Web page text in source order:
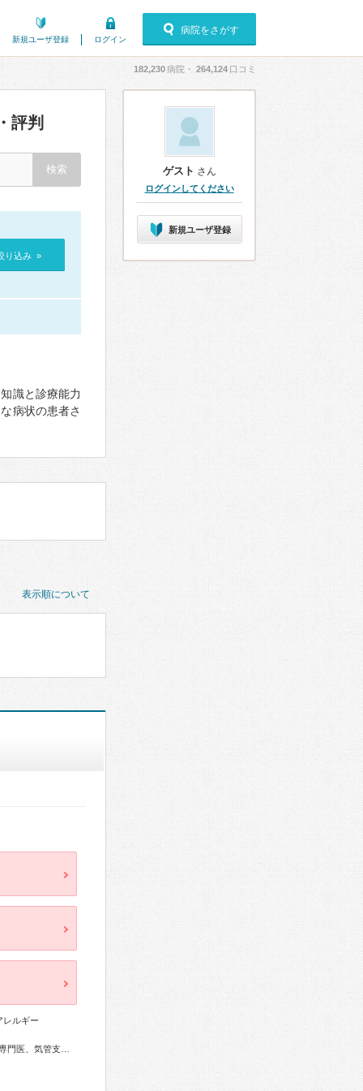
新規ユーザ登録 ログイン
病院をさがす
182,230病院・ 264,124 口コミ
評判
り込み »
識と診療能力
病状の患者さ
表示順について
レルギー
腎臓専門医、透析専門医
ゲスト さん
ログインしてください
新規ユーザ登録